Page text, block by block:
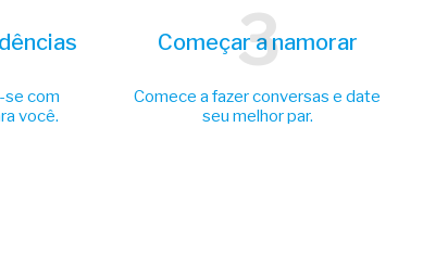
se com
você.
Começar a namorar
3
Comece a fazer conversas e date
seu melhor par.